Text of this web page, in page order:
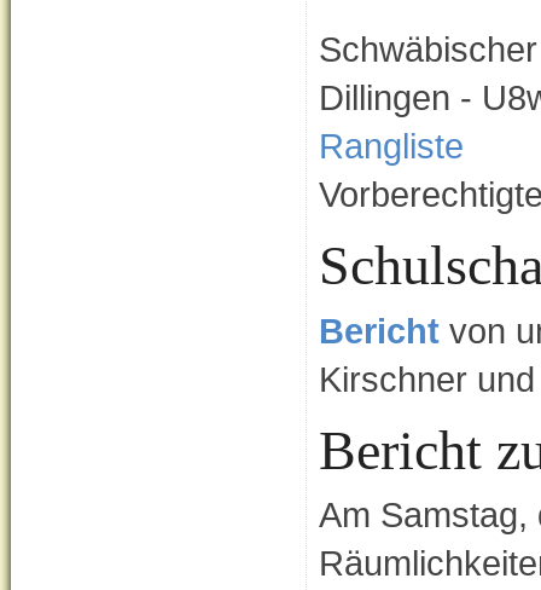
Dillingen -
Rangliste
Bericht von
Kirschner
Bericht
Am Samstag,